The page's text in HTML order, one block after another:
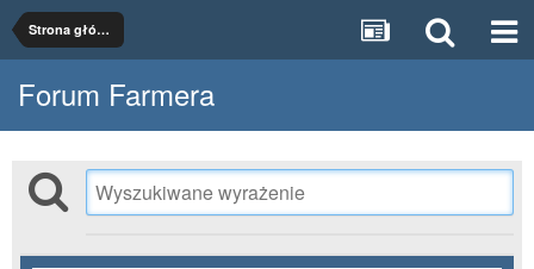
Strona główna
Forum Farmera